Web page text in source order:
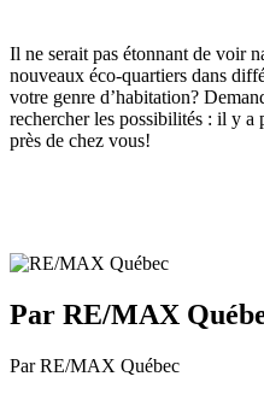
Il ne serait pas étonnant de voir
nouveaux éco-quartiers dans
votre genre d’habitation?
rechercher les possibilités : il y a
près de chez vous!
Par RE/MAX
Par RE/MAX Québec